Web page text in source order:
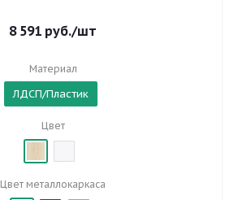
8 591 руб./шт
Материал
ЛДСП/Пластик
Цвет
Цвет металлокаркаса